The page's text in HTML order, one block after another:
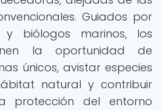
Guiados por
y biólogos marinos, los
la oportunidad de
únicos, avistar especies
natural y contribuir
protección del entorno